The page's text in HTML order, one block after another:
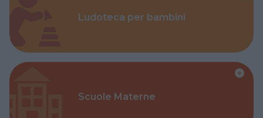
Ludoteca per bambini
Scuole Materne